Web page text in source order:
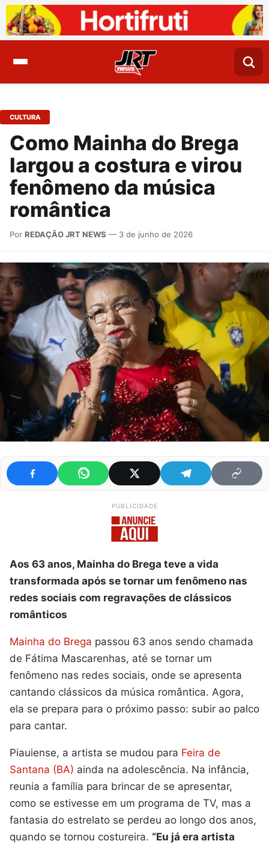
CULTURA
Como Mainha do Brega
largou a costura e virou
fenômeno da música
romântica
Por REDAÇÃO JRT NEWS — 3 de junho de 2026
PUBLICIDADE
Aos 63 anos, Mainha do Brega teve a vida
transformada após se tornar um fenômeno nas
redes sociais com regravações de clássicos
românticos
Mainha do Brega passou 63 anos sendo chamada
de Fátima Mascarenhas, até se tornar um
fenômeno nas redes sociais, onde se apresenta
cantando clássicos da música romântica. Agora,
ela se prepara para o próximo passo: subir ao palco
para cantar.
Piauiense, a artista se mudou para Feira de
Santana (BA) ainda na adolescência. Na infância,
reunia a família para brincar de se apresentar,
como se estivesse em um programa de TV, mas a
fantasia do estrelato se perdeu ao longo dos anos,
quando se tornou costureira. “Eu já era artista